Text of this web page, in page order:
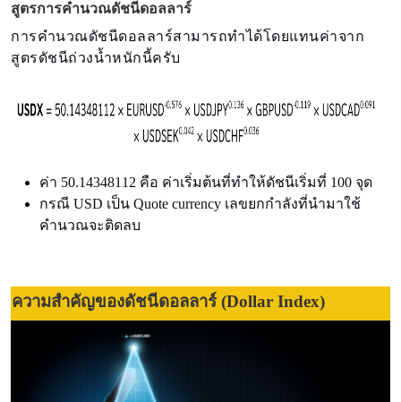
สูตรการคำนวณดัชนีดอลลาร์
การคำนวณดัชนีดอลลาร์สามารถทำได้โดยแทนค่าจาก
สูตรดัชนีถ่วงน้ำหนักนี้ครับ
ค่า 50.14348112 คือ ค่าเริ่มต้นที่ทำให้ดัชนีเริ่มที่ 100 จุด
กรณี USD เป็น Quote currency เลขยกกำลังที่นำมาใช้
คำนวณจะติดลบ
ความสำคัญของดัชนีดอลลาร์ (Dollar Index)